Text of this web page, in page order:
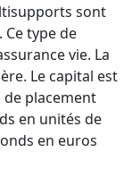
sont
type de
vie. La
Le capital est
placement
en unités de
en euros